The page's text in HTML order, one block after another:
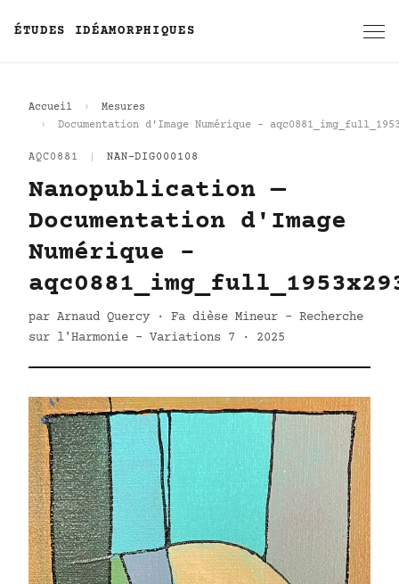
ÉTUDES IDÉAMORPHIQUES
Accueil
Mesures
Documentation d'Image Numérique -
AQC0881 NAN-DIG000108
Nanopublication —
Documentation d'Image
Numérique -
par Arnaud Quercy · Fa dièse Mineur - Recherche
sur l'Harmonie - Variations 7 · 2025